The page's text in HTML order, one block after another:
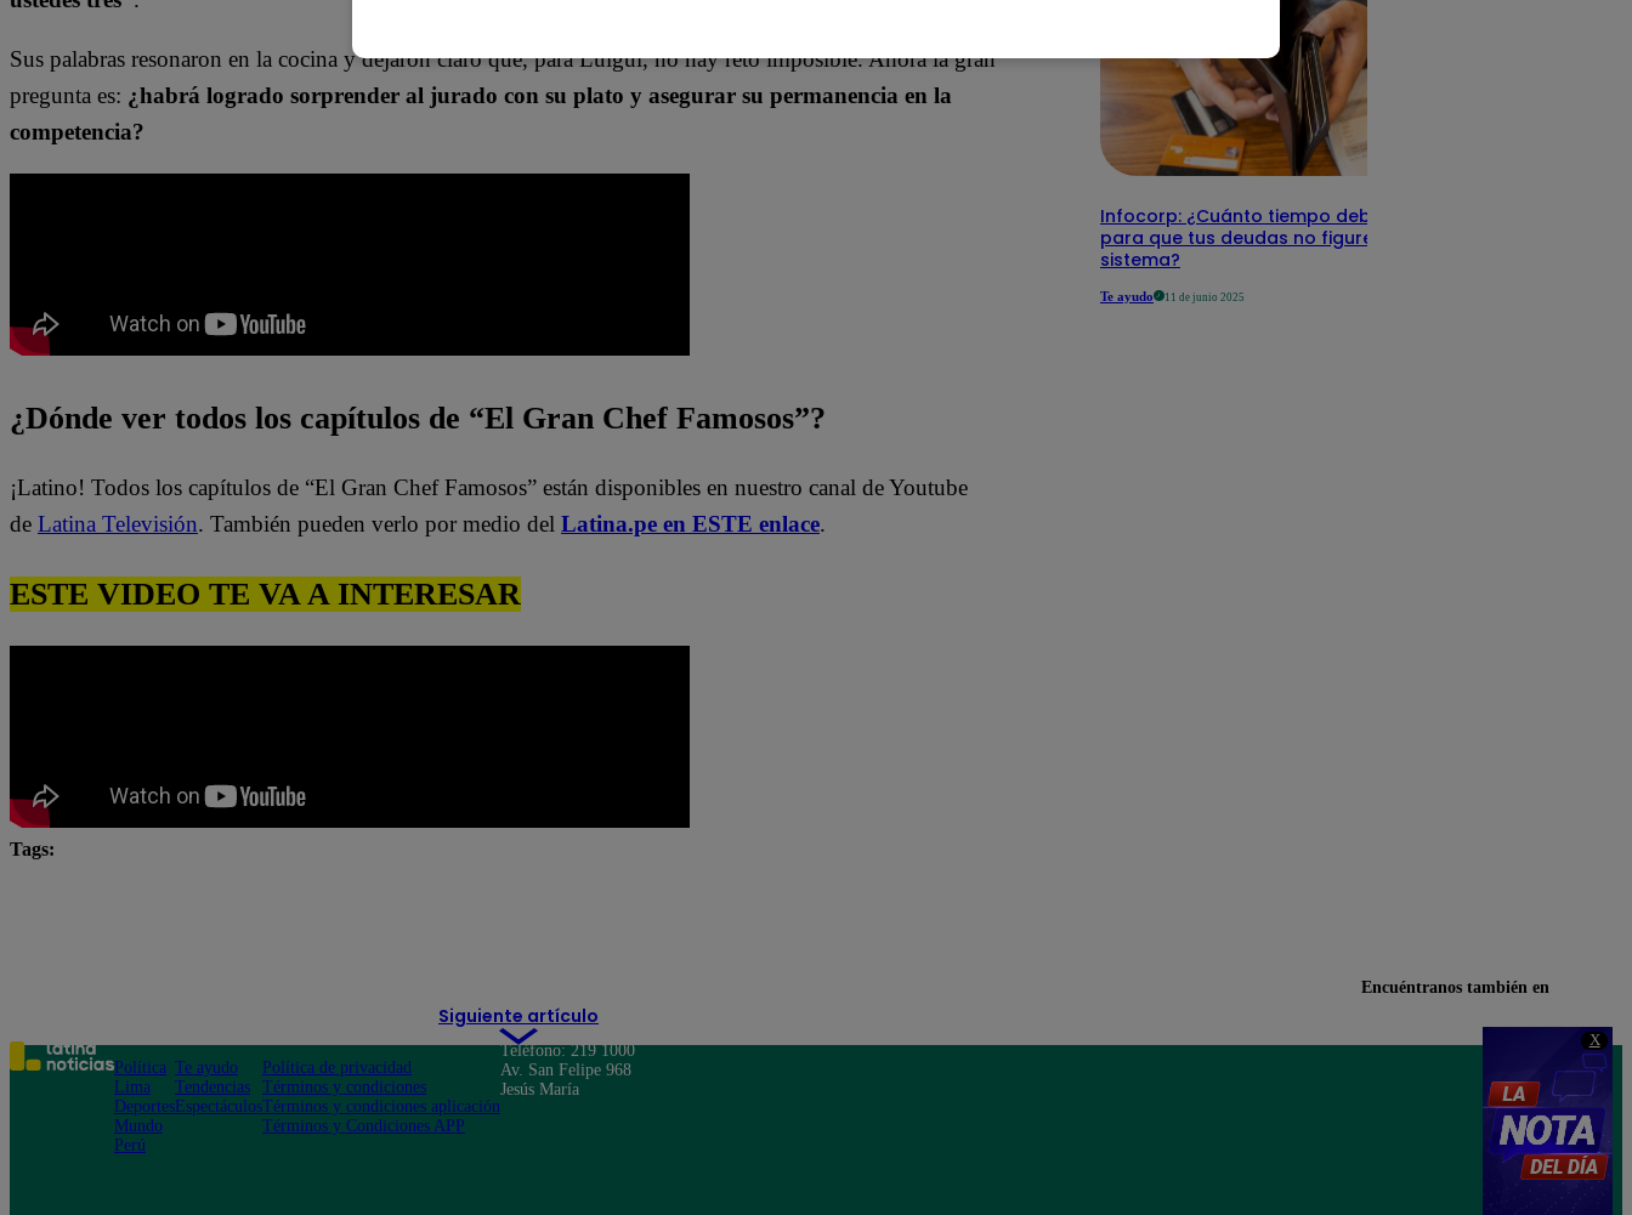
X
Sus palabras resonaron en la cocina y dejaron claro que, para Luigui, no hay reto imposible. Ahora la gran
pregunta es: ¿habrá logrado sorprender al jurado con su plato y asegurar su permanencia en la
competencia?
¿Dónde ver todos los capítulos de “El Gran Chef Famosos”?
¡Latino! Todos los capítulos de “El Gran Chef Famosos” están disponibles en nuestro canal de Youtube
de Latina Televisión. También pueden verlo por medio del Latina.pe en ESTE enlace.
ESTE VIDEO TE VA A INTERESAR
Tags:
Siguiente artículo
Infocorp: ¿Cuánto tiempo debe pasar
para que tus deudas no figuren en su
sistema?
Te ayudo 11 de junio 2025
Encuéntranos también en
Política
Lima
Deportes
Mundo
Perú
Te ayudo
Tendencias
Espectáculos
Política de privacidad
Términos y condiciones
Términos y condiciones aplicación
Términos y Condiciones APP
Teléfono: 219 1000
Av. San Felipe 968
Jesús María